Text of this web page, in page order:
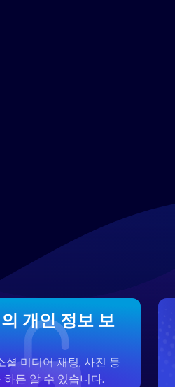
개인 정보 보
셜 미디어 채팅, 사진 등
하든 알 수 있습니다.